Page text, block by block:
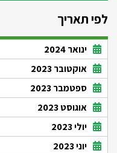
לפי תאריך
ינואר 2024
אוקטובר 2023
ספטמבר 2023
אוגוסט 2023
יולי 2023
יוני 2023